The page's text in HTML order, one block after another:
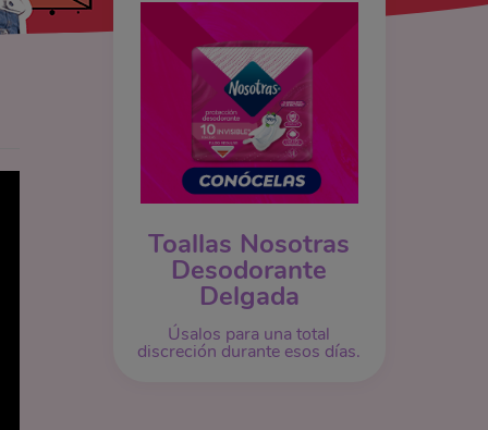
Toallas Nosotras
Desodorante
Delgada
Úsalos para una total
discreción durante esos días.